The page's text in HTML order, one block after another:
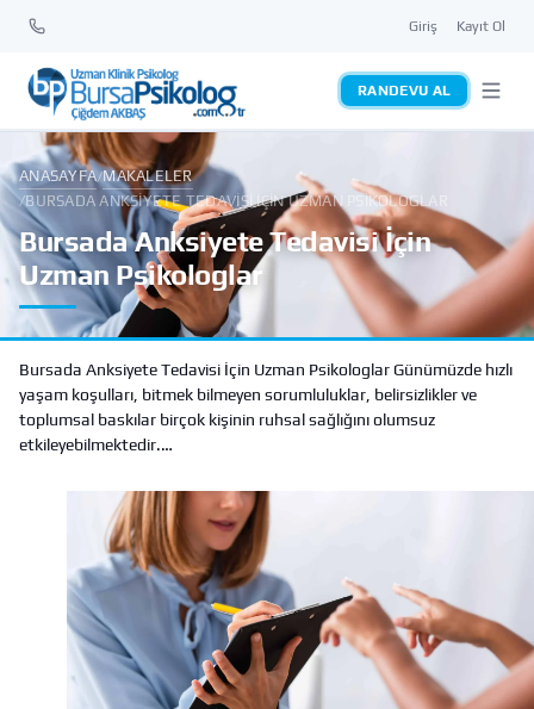
Giriş Kayıt Ol
RANDEVU AL
ANASAYFA/MAKALELER
/BURSADA ANKSIYETE TEDAVISI İÇIN UZMAN PSIKOLOGLAR
Bursada Anksiyete Tedavisi İçin
Uzman Psikologlar
Bursada Anksiyete Tedavisi İçin Uzman Psikologlar Günümüzde hızlı
yaşam koşulları, bitmek bilmeyen sorumluluklar, belirsizlikler ve
toplumsal baskılar birçok kişinin ruhsal sağlığını olumsuz
etkileyebilmektedir.…